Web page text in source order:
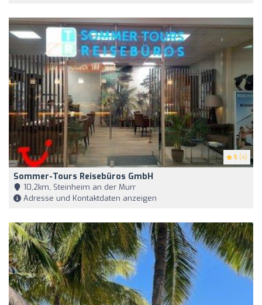
5 (4)
Sommer-Tours Reisebüros GmbH
10,2km, Steinheim an der Murr
Adresse und Kontaktdaten anzeigen